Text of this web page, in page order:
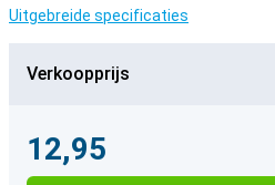
Uitgebreide specificaties
Verkoopprijs
12,95